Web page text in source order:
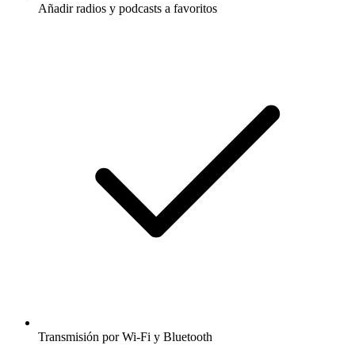
Añadir radios y podcasts a favoritos
Transmisión por Wi-Fi y Bluetooth